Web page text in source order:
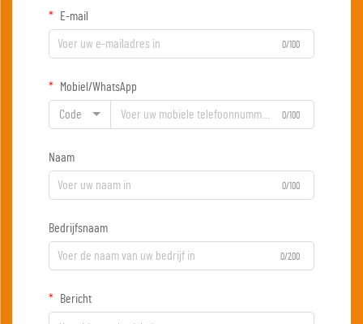
E-mail
0/100
Mobiel/WhatsApp
Code 0/100
Naam
0/100
Bedrijfsnaam
0/200
Bericht